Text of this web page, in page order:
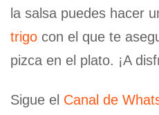
la salsa puedes hacer
trigo con el que te
pizca en el plato. ¡A
Sigue el Canal de